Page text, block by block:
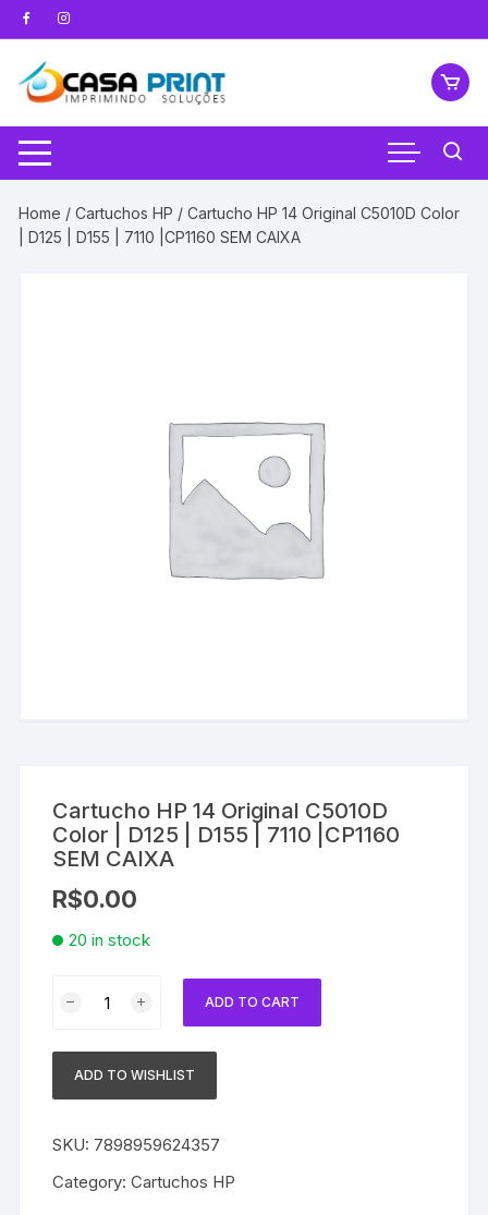
Pular
para
conteúdo
Home /Cartuchos HP / Cartucho HP 14 Original C5010D Color
| D125 | D155 | 7110 |CP1160 SEM CAIXA
Cartucho HP 14 Original C5010D
Color | D125 | D155 | 7110 |CP1160
SEM CAIXA
R$0.00
20 in stock
Original
|
ADD TO CART
ADD TO WISHLIST
SKU: 7898959624357
Category:Cartuchos HP